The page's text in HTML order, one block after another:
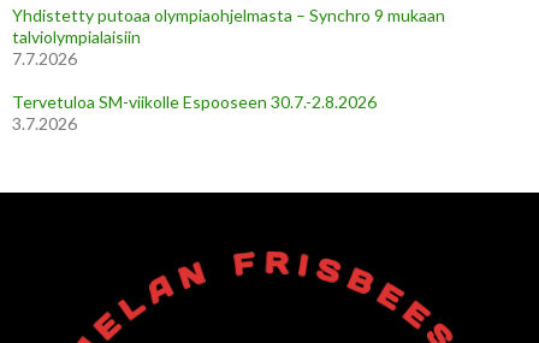
Yhdistetty putoaa olympiaohjelmasta – Synchro 9 mukaan
talviolympialaisiin
7.7.2026
Tervetuloa SM-viikolle Espooseen 30.7.-2.8.2026
3.7.2026